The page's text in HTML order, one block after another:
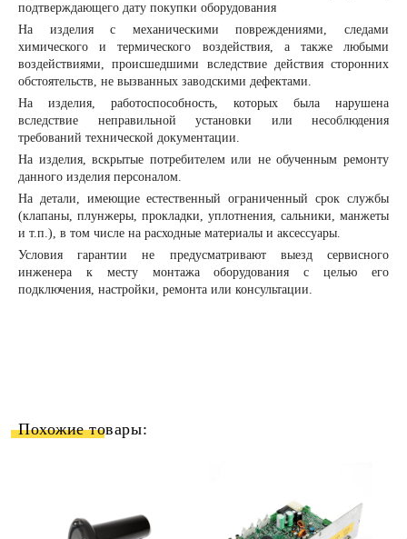
подтверждающего дату покупки оборудования
На изделия с механическими повреждениями, следами
химического и термического воздействия, а также любыми
воздействиями, происшедшими вследствие действия сторонних
обстоятельств, не вызванных заводскими дефектами.
На изделия, работоспособность, которых была нарушена
вследствие неправильной установки или несоблюдения
требований технической документации.
На изделия, вскрытые потребителем или не обученным ремонту
данного изделия персоналом.
На детали, имеющие естественный ограниченный срок службы
(клапаны, плунжеры, прокладки, уплотнения, сальники, манжеты
и т.п.), в том числе на расходные материалы и аксессуары.
Условия гарантии не предусматривают выезд сервисного
инженера к месту монтажа оборудования с целью его
подключения, настройки, ремонта или консультации.
Похожие товары: